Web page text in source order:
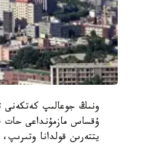
ونىڭ جوعالىپ كەتكەنى
ۇقساس مازمۇنداعى حات
يتتەرىن قولدانا